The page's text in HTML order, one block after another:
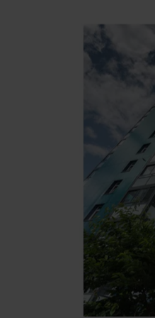
Ny
Odisee
Börsen
Cool,
Unik
Ny
Unik
Elegant